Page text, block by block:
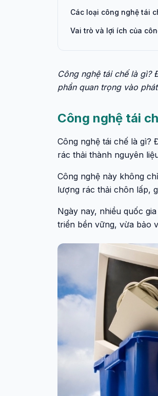
Các loại công nghệ tái
Vai trò và lợi ích của
Công nghệ tái chế là gì?
phần quan trọng vào
Công nghệ tái
Công nghệ tái chế là gì?
rác thải thành nguyên
Công nghệ này không
lượng rác thải chôn lấp,
Ngày nay, nhiều quốc
triển bền vững, vừa bảo